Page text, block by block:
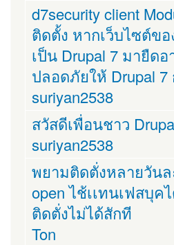
d7security client
ติดตั้ง หากเว็บไซต์ข
เป็น Drupal 7 มายืด
ปลอดภัยให้ Drupal 7
suriyan2538
สวัสดีเพื่อนชาว
suriyan2538
พยามติดตั่งหลายวันล
open ไช้เเทนเฟสบุค
ติดตั่งไม่ได้สักที
Ton